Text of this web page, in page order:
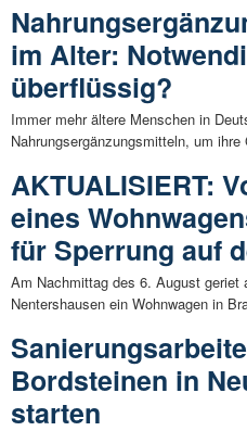
im Alter:
überflüssig?
Immer mehr ältere Menschen in
Nahrungsergänzungsmitteln, um
AKTUALISIERT:
eines
für Sperrung auf
Am Nachmittag des 6. August geriet
Nentershausen ein Wohnwagen in
Bordsteinen in
starten